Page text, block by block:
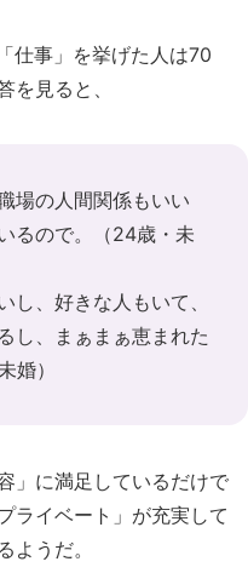
仕事」を挙げた人は70
を見ると、
場の人間関係もいい
るので。（24歳・未
し、好きな人もいて、
し、まぁまぁ恵まれた
婚）
」に満足しているだけで
ライベート」が充実して
ようだ。